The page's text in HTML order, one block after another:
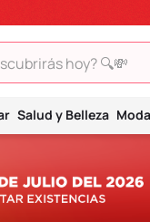
hoy? 🔍💸
Salud y Belleza Moda
BUSCADOS